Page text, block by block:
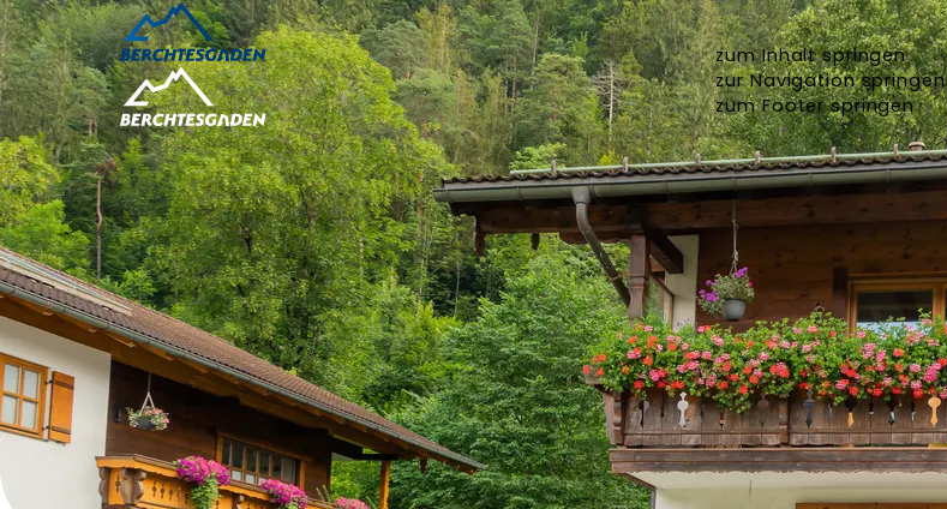
zum Inhalt springen
zur Navigation springen
zum Footer springen